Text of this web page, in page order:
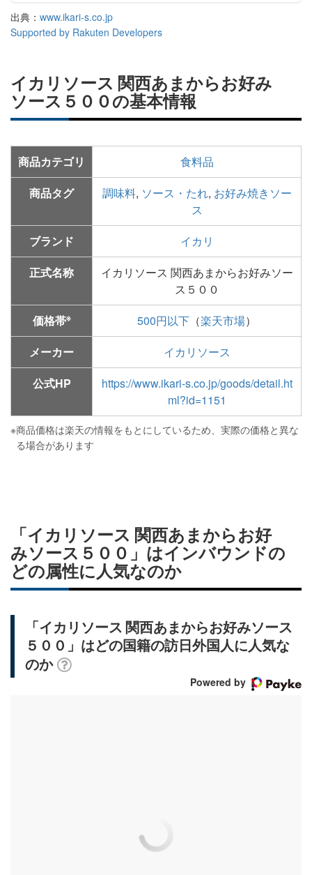
出典： www.ikari-s.co.jp
Supported by Rakuten Developers
イカリソース 関西あまからお好み
ソース５００の基本情報
商品カテゴリ
食料品
商品タグ
調味料, ソース・たれ, お好み焼きソー
ス
ブランド
イカリ
正式名称
イカリソース 関西あまからお好みソー
ス５００
価格帯※ 500円以下 （楽天市場）
メーカー
イカリソース
公式HP
https://www.ikari-s.co.jp/goods/detail.ht
ml?id=1151
※商品価格は楽天の情報をもとにしているため、実際の価格と異な
る場合があります
「イカリソース 関西あまからお好
みソース５００」はインバウンドの
どの属性に人気なのか
「イカリソース 関西あまからお好みソース
５００」はどの国籍の訪日外国人に人気な
のか
Powered by